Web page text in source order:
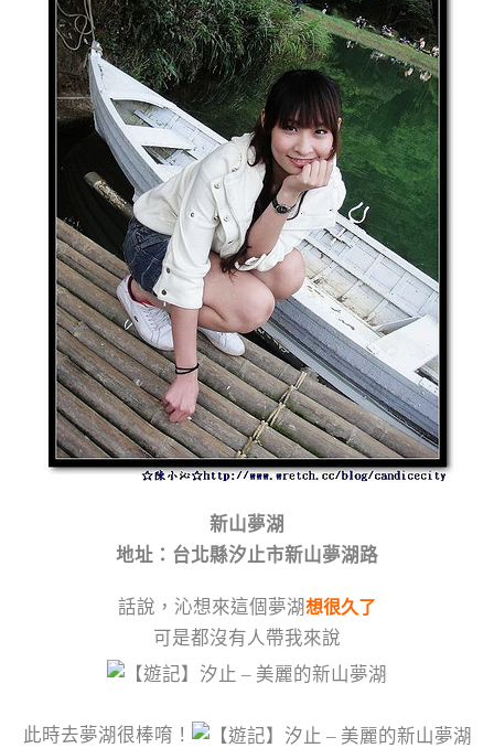
新山夢湖
地址：台北縣汐止市新山夢湖路
話說，沁想來這個夢湖想很久了
可是都沒有人帶我來說
此時去夢湖很棒唷！